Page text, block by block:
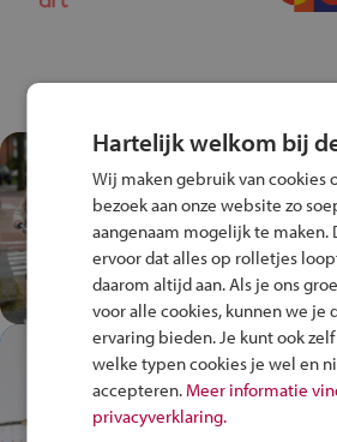
Test je
Fiets Veilig
Speel het Fiets
en win een
In de winkel
plek!
Ontdek via het
Hartelijk welkom bij
Wij maken gebruik van cookies
bezoek aan onze website zo
aangenaam mogelijk te maken.
ervoor dat alles op rolletjes
daarom altijd aan. Als je ons
voor alle cookies, kunnen we je
ervaring bieden. Je kunt ook
welke typen cookies je wel en
accepteren. Meer informatie
privacyverklaring.